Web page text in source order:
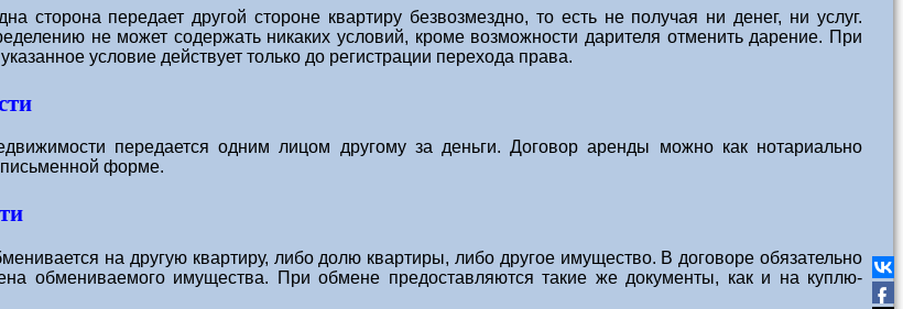
сторона передает другой стороне квартиру безвозмездно, то есть не получая ни денег, ни услуг.
не может содержать никаких условий, кроме возможности дарителя отменить дарение. При
условие действует только до регистрации перехода права.
передается одним лицом другому за деньги. Договор аренды можно как нотариально
письменной форме.
на другую квартиру, либо долю квартиры, либо другое имущество. В договоре обязательно
обмениваемого имущества. При обмене предоставляются такие же документы, как и на куплю-